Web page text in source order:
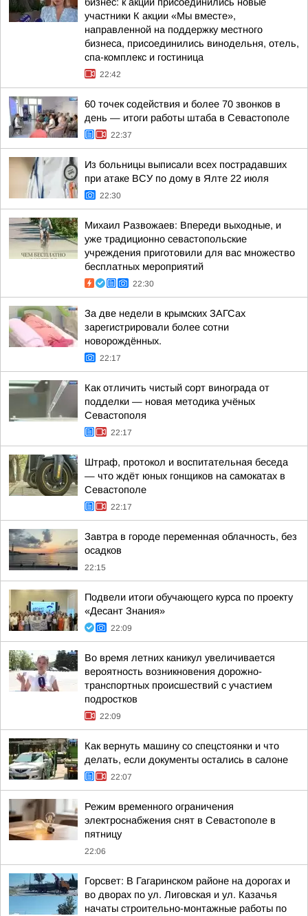
участники К акции «Мы вместе»,
направленной на поддержку местного
бизнеса, присоединились винодельня, отель,
спа-комплекс и гостиница
22:42
60 точек содействия и более 70 звонков в
день — итоги работы штаба в Севастополе
22:37
Из больницы выписали всех пострадавших
при атаке ВСУ по дому в Ялте 22 июля
22:30
Михаил Развожаев: Впереди выходные, и
уже традиционно севастопольские
учреждения приготовили для вас множество
бесплатных мероприятий
22:30
За две недели в крымских ЗАГСах
зарегистрировали более сотни
новорождённых.
22:17
Как отличить чистый сорт винограда от
подделки — новая методика учёных
Севастополя
22:17
Штраф, протокол и воспитательная беседа
— что ждёт юных гонщиков на самокатах в
Севастополе
22:17
Завтра в городе переменная облачность, без
осадков
22:15
Подвели итоги обучающего курса по проекту
«Десант Знания»
22:09
Во время летних каникул увеличивается
вероятность возникновения дорожно-
транспортных происшествий с участием
подростков
22:09
Как вернуть машину со спецстоянки и что
делать, если документы остались в салоне
22:07
Режим временного ограничения
электроснабжения снят в Севастополе в
пятницу
22:06
Горсвет: В Гагаринском районе на дорогах и
во дворах по ул. Лиговская и ул. Казачья
начаты строительно-монтажные работы по